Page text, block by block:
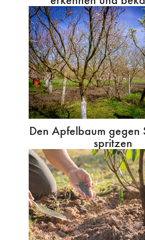
Den Apfelbaum gegen
spritzen